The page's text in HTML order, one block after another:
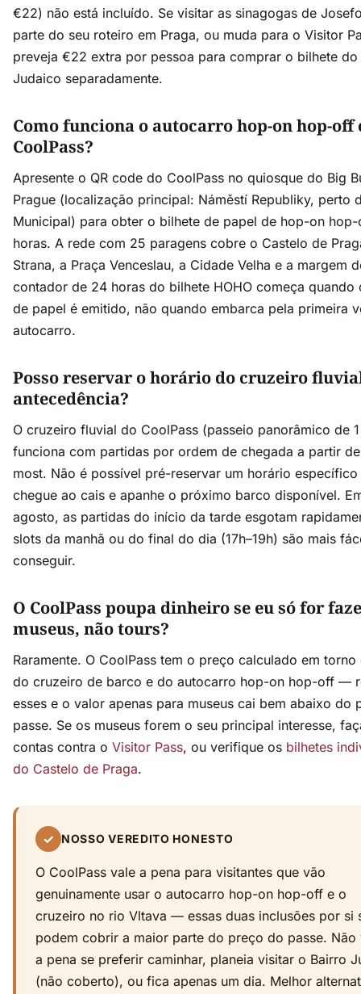
€22) não está incluído. Se visitar as sinagogas de
parte do seu roteiro em Praga, ou muda para o Visitor
preveja €22 extra por pessoa para comprar o bilhete do
Judaico separadamente.
Como funciona o autocarro hop-on hop-off
CoolPass?
Apresente o QR code do CoolPass no quiosque do Big
Prague (localização principal: Náměstí Republiky, perto
Municipal) para obter o bilhete de papel de hop-on
horas. A rede com 25 paragens cobre o Castelo de
Strana, a Praça Venceslau, a Cidade Velha e a margem
contador de 24 horas do bilhete HOHO começa quando
de papel é emitido, não quando embarca pela primeira
autocarro.
Posso reservar o horário do cruzeiro
antecedência?
O cruzeiro fluvial do CoolPass (passeio panorâmico de
funciona com partidas por ordem de chegada a partir
most. Não é possível pré-reservar um horário
chegue ao cais e apanhe o próximo barco disponível.
agosto, as partidas do início da tarde esgotam
slots da manhã ou do final do dia (17h–19h) são mais
conseguir.
O CoolPass poupa dinheiro se eu só for
museus, não tours?
Raramente. O CoolPass tem o preço calculado em torno
do cruzeiro de barco e do autocarro hop-on hop-off —
esses e o valor apenas para museus cai bem abaixo do
passe. Se os museus forem o seu principal interesse,
contas contra o Visitor Pass, ou verifique os bilhetes
do Castelo de Praga.
✓ NOSSO VEREDITO HONESTO
O CoolPass vale a pena para visitantes que vão
genuinamente usar o autocarro hop-on hop-off e o
cruzeiro no rio Vltava — essas duas inclusões por si
podem cobrir a maior parte do preço do passe. Não
a pena se preferir caminhar, planeia visitar o Bairro
(não coberto), ou fica apenas um dia. Melhor